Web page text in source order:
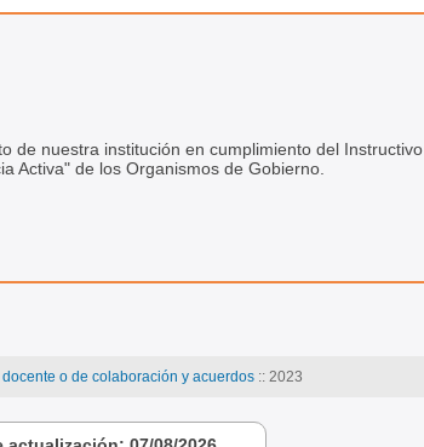
de nuestra institución en cumplimiento del Instructivo
Activa" de los Organismos de Gobierno.
o de colaboración y acuerdos:: 2023